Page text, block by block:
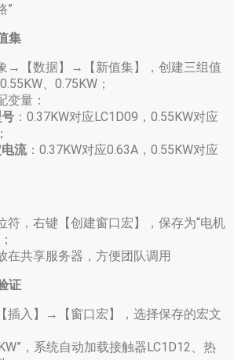
”
集
→【数据】→【新值集】，创建三组值
、0.75KW；
变量：
​：0.37KW对应LC1D09，0.55KW对应
流​：0.37KW对应0.63A，0.55KW对应
符，右键【创建窗口宏】，保存为“电机
在共享服务器，方便团队调用
证
插入】→【窗口宏】，选择保存的宏文
，系统自动加载接触器LC1D12、热